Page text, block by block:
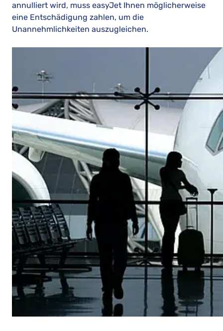
annulliert wird, muss easyJet Ihnen möglicherweise
eine Entschädigung zahlen, um die
Unannehmlichkeiten auszugleichen.